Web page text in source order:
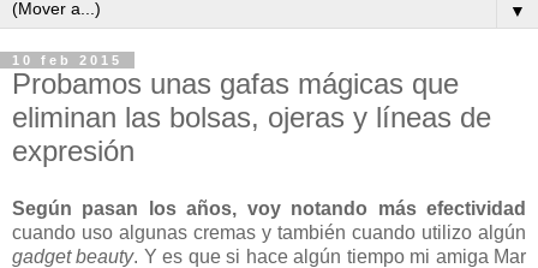
▼
10 feb 2015
Probamos unas gafas mágicas que
eliminan las bolsas, ojeras y líneas de
expresión
Según pasan los años, voy notando más efectividad
cuando uso algunas cremas y también cuando utilizo algún
gadget beauty. Y es que si hace algún tiempo mi amiga Mar